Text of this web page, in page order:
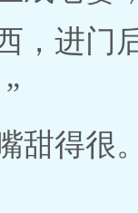
，进门
甜得很